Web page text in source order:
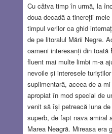
Cu câtva timp în urmă, la
doua decadă a tinereții
timpul verilor ca ghid
de pe litoralul Mării Negre.
oameni interesanți din
fluent mai multe limbi m-a
nevoile și interesele
suplimentară, aceea de a-
apropiat în mod special de
venit să își petreacă luna
superb, de fapt nava amiral
Marea Neagră. Mireasa era